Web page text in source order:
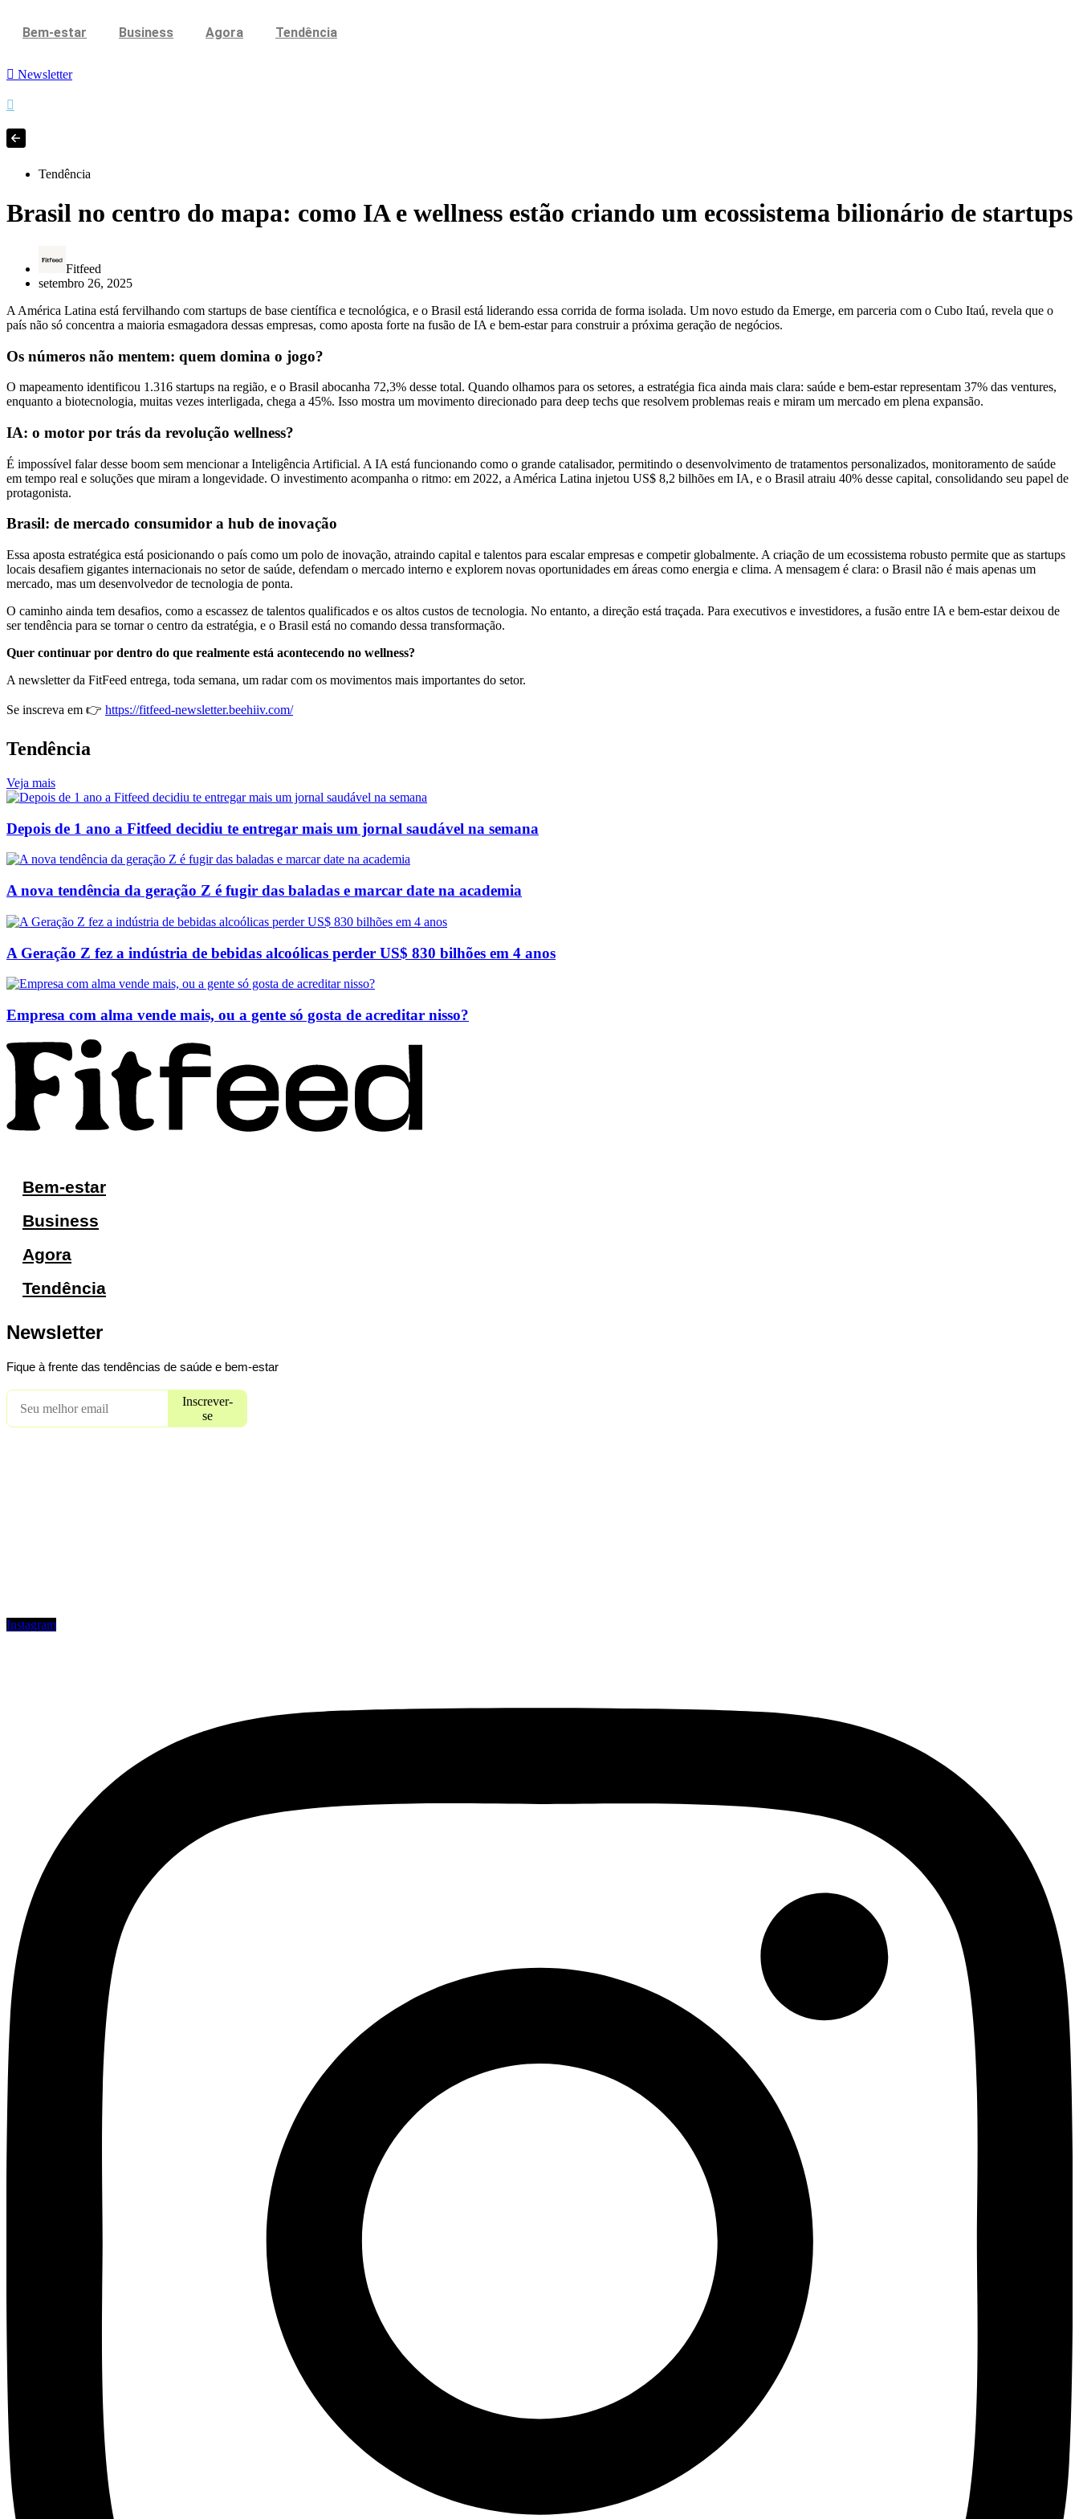
Bem-estar Business Agora Tendência
Newsletter
Tendência
Brasil no centro do mapa: como IA e wellness estão criando um ecossistema bilionário de startups
Fitfeed
setembro 26, 2025
A América Latina está fervilhando com startups de base científica e tecnológica, e o Brasil está liderando essa corrida de forma isolada. Um novo estudo da Emerge, em parceria com o Cubo Itaú, revela que o
país não só concentra a maioria esmagadora dessas empresas, como aposta forte na fusão de IA e bem-estar para construir a próxima geração de negócios.
Os números não mentem: quem domina o jogo?
O mapeamento identificou 1.316 startups na região, e o Brasil abocanha 72,3% desse total. Quando olhamos para os setores, a estratégia fica ainda mais clara: saúde e bem-estar representam 37% das ventures,
enquanto a biotecnologia, muitas vezes interligada, chega a 45%. Isso mostra um movimento direcionado para deep techs que resolvem problemas reais e miram um mercado em plena expansão.
IA: o motor por trás da revolução wellness?
É impossível falar desse boom sem mencionar a Inteligência Artificial. A IA está funcionando como o grande catalisador, permitindo o desenvolvimento de tratamentos personalizados, monitoramento de saúde
em tempo real e soluções que miram a longevidade. O investimento acompanha o ritmo: em 2022, a América Latina injetou US$ 8,2 bilhões em IA, e o Brasil atraiu 40% desse capital, consolidando seu papel de
protagonista.
Brasil: de mercado consumidor a hub de inovação
Essa aposta estratégica está posicionando o país como um polo de inovação, atraindo capital e talentos para escalar empresas e competir globalmente. A criação de um ecossistema robusto permite que as startups
locais desafiem gigantes internacionais no setor de saúde, defendam o mercado interno e explorem novas oportunidades em áreas como energia e clima. A mensagem é clara: o Brasil não é mais apenas um
mercado, mas um desenvolvedor de tecnologia de ponta.
O caminho ainda tem desafios, como a escassez de talentos qualificados e os altos custos de tecnologia. No entanto, a direção está traçada. Para executivos e investidores, a fusão entre IA e bem-estar deixou de
ser tendência para se tornar o centro da estratégia, e o Brasil está no comando dessa transformação.
Quer continuar por dentro do que realmente está acontecendo no wellness?
A newsletter da FitFeed entrega, toda semana, um radar com os movimentos mais importantes do setor.
Se inscreva em 👉 https://fitfeed-newsletter.beehiiv.com/
Tendência
Veja mais
Depois de 1 ano a Fitfeed decidiu te entregar mais um jornal saudável na semana
A nova tendência da geração Z é fugir das baladas e marcar date na academia
A Geração Z fez a indústria de bebidas alcoólicas perder US$ 830 bilhões em 4 anos
Empresa com alma vende mais, ou a gente só gosta de acreditar nisso?
Bem-estar
Business
Agora
Tendência
Newsletter
Fique à frente das tendências de saúde e bem-estar